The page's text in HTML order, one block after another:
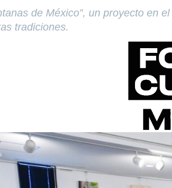
de México”, un proyecto en
tradiciones.